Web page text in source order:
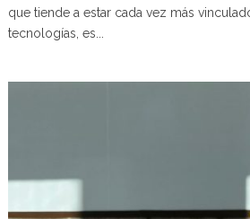
que tiende a estar cada vez más
tecnologías, es...